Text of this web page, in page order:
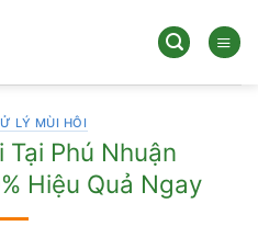
LÝ MÙI HÔI
Tại Phú Nhuận
Hiệu Quả Ngay